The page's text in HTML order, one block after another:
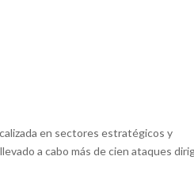
en sectores estratégicos y
a cabo más de cien ataques